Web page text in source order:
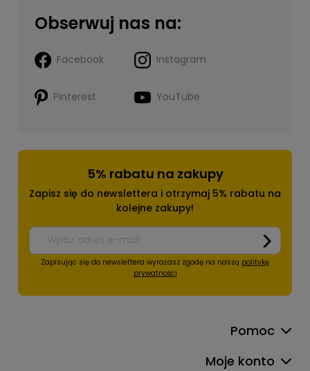
Obserwuj nas na:
Facebook Instagram
Pinterest YouTube
5% rabatu na zakupy
Zapisz się do newslettera i otrzymaj 5% rabatu na
kolejne zakupy!
Zapisując się do newslettera wyrażasz zgodę na naszą politykę
prywatności
Pomoc
Moje konto